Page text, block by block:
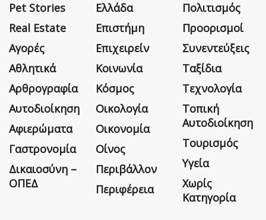
Pet Stories
Real Estate
Αγορές
Αθλητικά
Αρθρογραφία
Αυτοδιοίκηση
Αφιερώματα
Γαστρονομία
Δικαιοσύνη –
ΟΠΕΔ
Ελλάδα
Επιστήμη
Επιχειρείν
Κοινωνία
Κόσμος
Οικολογία
Οικονομία
Οίνος
Περιβάλλον
Περιφέρεια
Πολιτισμός
Προορισμοί
Συνεντεύξεις
Ταξίδια
Τεχνολογία
Τοπική
Αυτοδιοίκηση
Τουρισμός
Υγεία
Χωρίς
Κατηγορία